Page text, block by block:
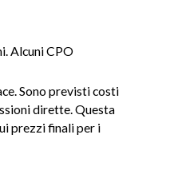
Alcuni CPO
Sono previsti costi
dirette. Questa
prezzi finali per i